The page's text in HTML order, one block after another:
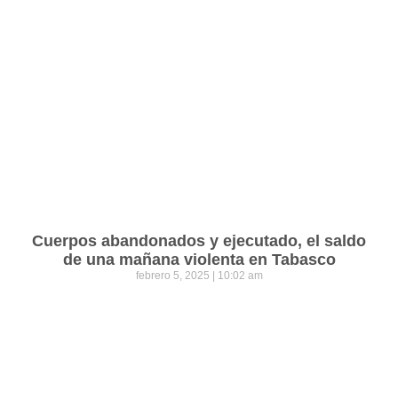
Cuerpos abandonados y ejecutado, el saldo
de una mañana violenta en Tabasco
febrero 5, 2025 10:02 am